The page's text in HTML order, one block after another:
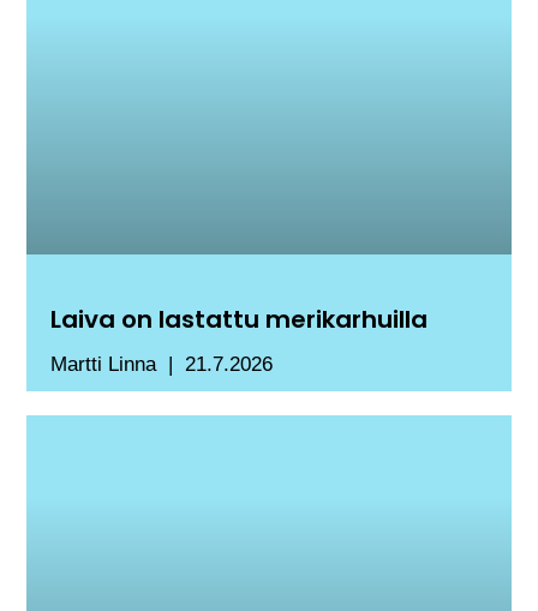
Laiva on lastattu merikarhuilla
Martti Linna 21.7.2026